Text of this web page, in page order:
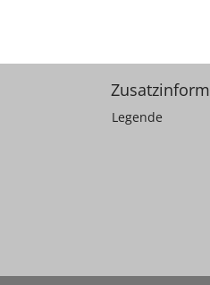
Legende